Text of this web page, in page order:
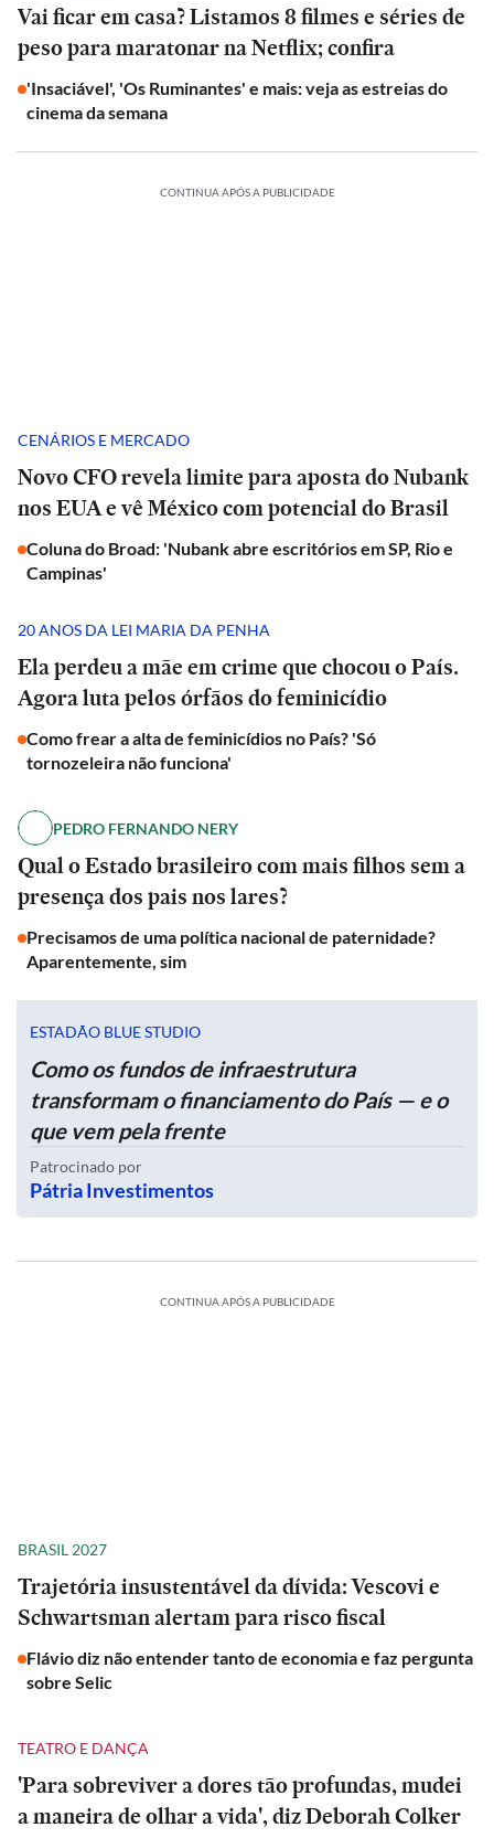
Vai ficar em casa? Listamos 8 filmes e séries de
peso para maratonar na Netflix; confira
'Insaciável', 'Os Ruminantes' e mais: veja as estreias do
cinema da semana
CONTINUA APÓS A PUBLICIDADE
CENÁRIOS E MERCADO
Novo CFO revela limite para aposta do Nubank
nos EUA e vê México com potencial do Brasil
Coluna do Broad: 'Nubank abre escritórios em SP, Rio e
Campinas'
20 ANOS DA LEI MARIA DA PENHA
Ela perdeu a mãe em crime que chocou o País.
Agora luta pelos órfãos do feminicídio
Como frear a alta de feminicídios no País? 'Só
tornozeleira não funciona'
PEDRO FERNANDO NERY
Qual o Estado brasileiro com mais filhos sem a
presença dos pais nos lares?
Precisamos de uma política nacional de paternidade?
Aparentemente, sim
ESTADÃO BLUE STUDIO
Como os fundos de infraestrutura
transformam o financiamento do País — e o
que vem pela frente
Patrocinado por
Pátria Investimentos
CONTINUA APÓS A PUBLICIDADE
BRASIL 2027
Trajetória insustentável da dívida: Vescovi e
Schwartsman alertam para risco fiscal
Flávio diz não entender tanto de economia e faz pergunta
sobre Selic
TEATRO E DANÇA
'Para sobreviver a dores tão profundas, mudei
a maneira de olhar a vida', diz Deborah Colker